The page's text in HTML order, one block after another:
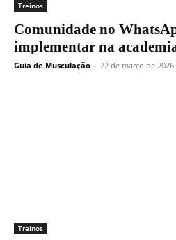
Treinos
Comunidade no
implementar na
Guia de Musculação - 22 de março de 2026
Treinos